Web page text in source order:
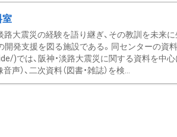
室
路大震災の経験を語り継ぎ、その教訓を未来
開発支援を図る施設である。同センターの資
では、阪神・淡路大震災に関する資料を中心
声）、二次資料（図書・雑誌）を検...